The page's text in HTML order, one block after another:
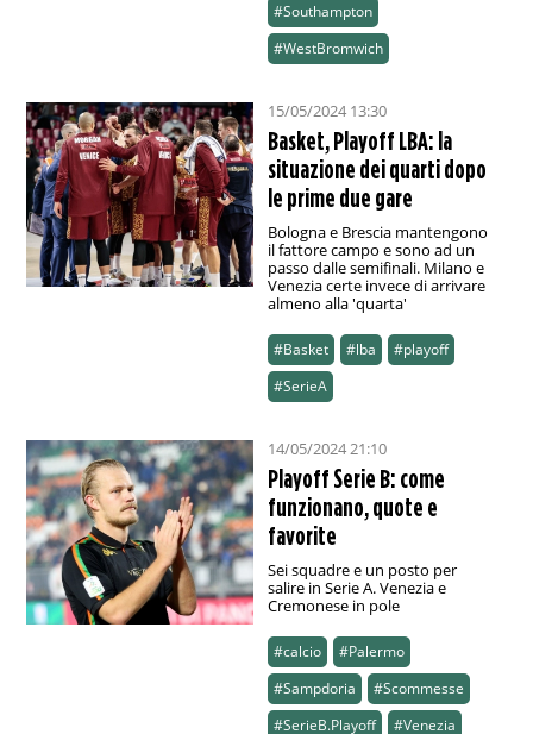
#Southampton
#WestBromwich
15/05/2024 13:30
Basket, Playoff LBA: la
situazione dei quarti dopo
le prime due gare
Bologna e Brescia mantengono
il fattore campo e sono ad un
passo dalle semifinali. Milano e
Venezia certe invece di arrivare
almeno alla 'quarta'
#Basket #lba
#playoff
#SerieA
14/05/2024 21:10
Playoff Serie B: come
funzionano, quote e
favorite
Sei squadre e un posto per
salire in Serie A. Venezia e
Cremonese in pole
#calcio
#Palermo
#Sampdoria
#Scommesse
#SerieB.Playoff
#Venezia